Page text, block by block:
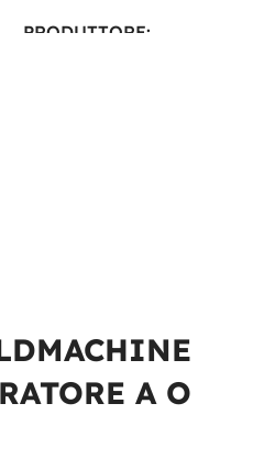
A O
PRODUTTORE